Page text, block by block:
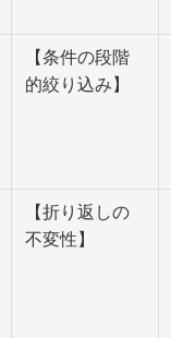
【条件の段階
的絞り込み】
【折り返しの
不変性】